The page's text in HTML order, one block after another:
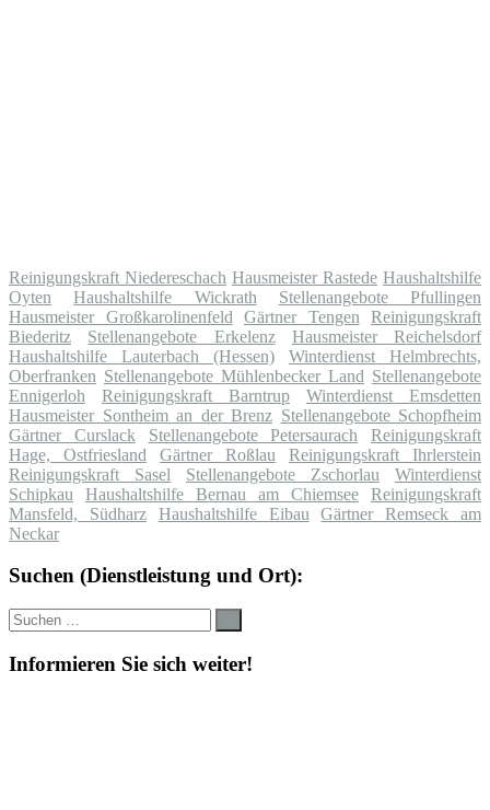
Reinigungskraft Niedereschach Hausmeister Rastede Haushaltshilfe
Oyten
Haushaltshilfe Wickrath
Stellenangebote Pfullingen
Hausmeister Großkarolinenfeld
Gärtner Tengen
Reinigungskraft
Biederitz
Stellenangebote Erkelenz
Hausmeister Reichelsdorf
Haushaltshilfe Lauterbach (Hessen)
Winterdienst Helmbrechts,
Oberfranken Stellenangebote Mühlenbecker Land Stellenangebote
Ennigerloh
Reinigungskraft Barntrup
Winterdienst Emsdetten
Hausmeister Sontheim an der Brenz Stellenangebote Schopfheim
Gärtner Curslack
Stellenangebote Petersaurach
Reinigungskraft
Hage, Ostfriesland
Gärtner Roßlau
Reinigungskraft Ihrlerstein
Reinigungskraft Sasel
Stellenangebote Zschorlau
Winterdienst
Schipkau
Haushaltshilfe Bernau am Chiemsee
Reinigungskraft
Mansfeld, Südharz
Haushaltshilfe Eibau
Gärtner Remseck am
Neckar
Suchen (Dienstleistung und Ort):
Suche
nach:
Informieren Sie sich weiter!